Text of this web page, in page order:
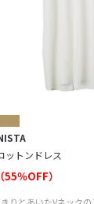
ットンドレス
％OFF）
りとあいたVネック